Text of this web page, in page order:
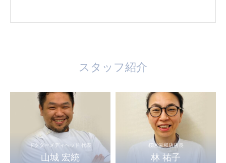
スタッフ紹介
ドクターメディヘッド 代表
山城 宏統
桜区栄和店店長
林 祐子